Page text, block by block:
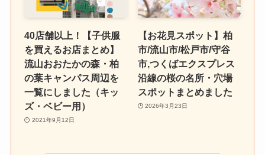
40店舗以上！【子供服
を買えるお店まとめ】
流山おおたかの森・柏
の葉キャンパス周辺を
一覧にしました（キッ
ズ・ベビー用）
2021年9月12日
【お花見スポット】柏
市/流山市/松戸市/守谷
市,つくばエクスプレス
沿線の桜の名所・穴場
スポットまとめました
2026年3月23日